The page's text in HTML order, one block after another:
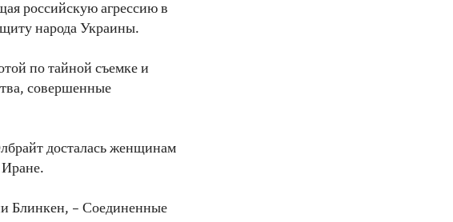
российскую агрессию в
народа Украины.
по тайной съемке и
совершенные
досталась женщинам
Блинкен, – Соединенные